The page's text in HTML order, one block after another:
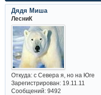
Дядя Миша
ЛесниК
Откуда:с Севера я, но на Юге
Зарегистрирован: 19.11.11
Сообщений:9492